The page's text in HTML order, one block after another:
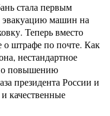
стала первым
эвакуацию машин на
Теперь вместо
о штрафе по почте. Как
нестандартное
повышению
президента России и
качественные